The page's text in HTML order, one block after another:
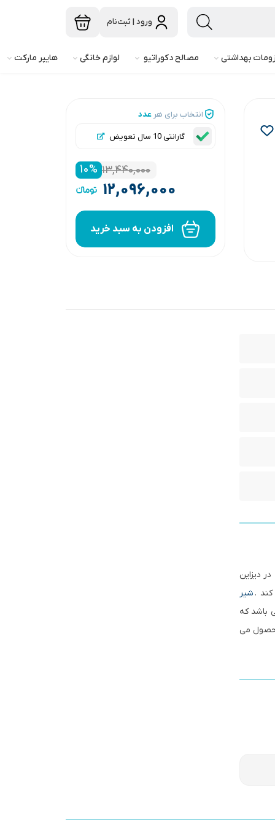
ورود | ثبت‌نام
بهداشتی مصالح دکوراتیو لوازم خانگی هایپر مارکت
انتخاب برای هر عدد
گارانتی 10 سال تعویض
۱۰% ۱۳,۴۴۰,۰۰۰
۱۲,۰۹۶,۰۰۰
افزودن به سبد خرید
دیزاین
. شیر
باشد که
می